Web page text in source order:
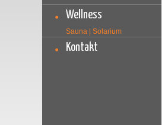
Wellness
Sauna | Solarium
Kontakt